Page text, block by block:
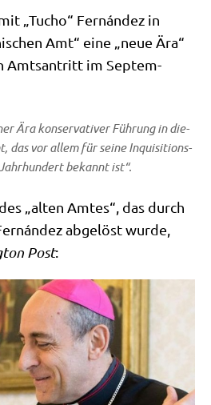
„Tucho“ Fernán­dez in
Amt“ eine „neue Ära“
Amts­an­tritt im Sep­tem­
Ära kon­ser­va­ti­ver Füh­rung in die­
das vor allem für sei­ne Inqui­si­ti­ons­
bekannt ist“.
„alten Amtes“, das durch
abge­löst wur­de,
Post: